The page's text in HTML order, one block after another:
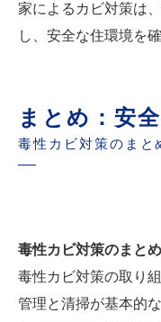
家によるカビ対策は
し、安全な住環境を
まとめ：安
毒性カビ対策のまと
毒性カビ対策のまと
毒性カビ対策の取り
管理と清掃が基本的